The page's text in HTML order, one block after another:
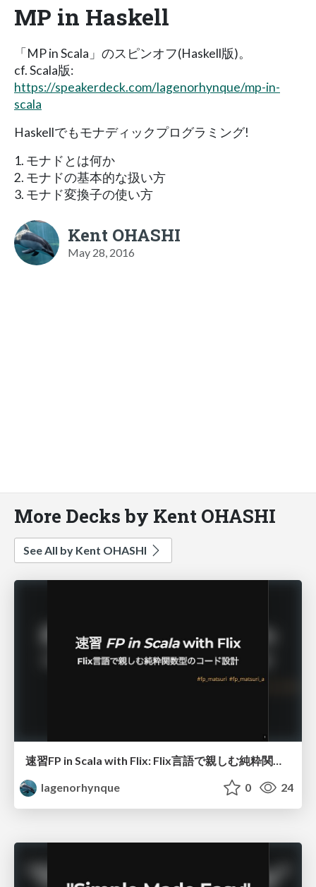
MP in Haskell
「MP in Scala」のスピンオフ(Haskell版)。
cf. Scala版:
https://speakerdeck.com/lagenorhynque/mp-in-
scala
Haskellでもモナディックプログラミング!
1. モナドとは何か
2. モナドの基本的な扱い方
3. モナド変換子の使い方
Kent OHASHI
May 28, 2016
More Decks by Kent OHASHI
See All by Kent OHASHI
速習FP in Scala with Flix: Flix言語で親しむ純粋関数型のコード設計
lagenorhynque
0 24